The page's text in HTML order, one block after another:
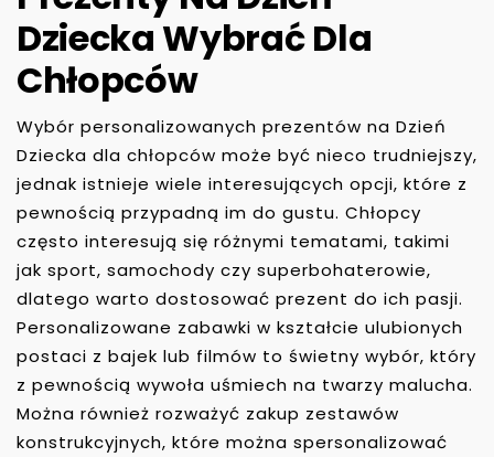
Dziecka Wybrać Dla
Chłopców
Wybór personalizowanych prezentów na Dzień
Dziecka dla chłopców może być nieco trudniejszy,
jednak istnieje wiele interesujących opcji, które z
pewnością przypadną im do gustu. Chłopcy
często interesują się różnymi tematami, takimi
jak sport, samochody czy superbohaterowie,
dlatego warto dostosować prezent do ich pasji.
Personalizowane zabawki w kształcie ulubionych
postaci z bajek lub filmów to świetny wybór, który
z pewnością wywoła uśmiech na twarzy malucha.
Można również rozważyć zakup zestawów
konstrukcyjnych, które można spersonalizować